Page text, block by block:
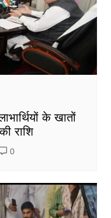
के खातों
राशि
0